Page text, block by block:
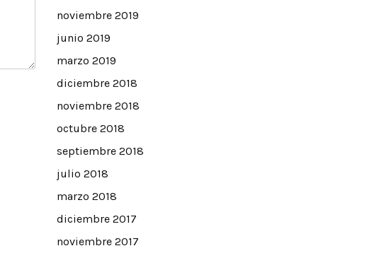
noviembre 2019
junio 2019
marzo 2019
diciembre 2018
noviembre 2018
octubre 2018
septiembre 2018
julio 2018
marzo 2018
diciembre 2017
noviembre 2017